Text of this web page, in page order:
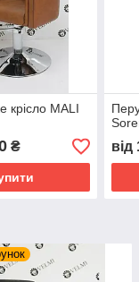
крісло MALI
₴ від